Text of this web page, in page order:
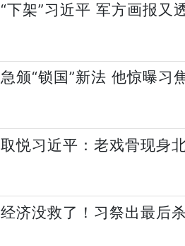
“下架”习近平 军方画报又
急颁“锁国”新法 他惊曝习
取悦习近平：老戏骨现身
经济没救了！习祭出最后